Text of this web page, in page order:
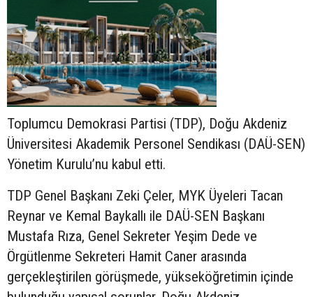
Toplumcu Demokrasi Partisi (TDP), Doğu Akdeniz
Üniversitesi Akademik Personel Sendikası (DAÜ-SEN)
Yönetim Kurulu’nu kabul etti.
TDP Genel Başkanı Zeki Çeler, MYK Üyeleri Tacan
Reynar ve Kemal Baykallı ile DAÜ-SEN Başkanı
Mustafa Rıza, Genel Sekreter Yeşim Dede ve
Örgütlenme Sekreteri Hamit Caner arasında
gerçekleştirilen görüşmede, yükseköğretimin içinde